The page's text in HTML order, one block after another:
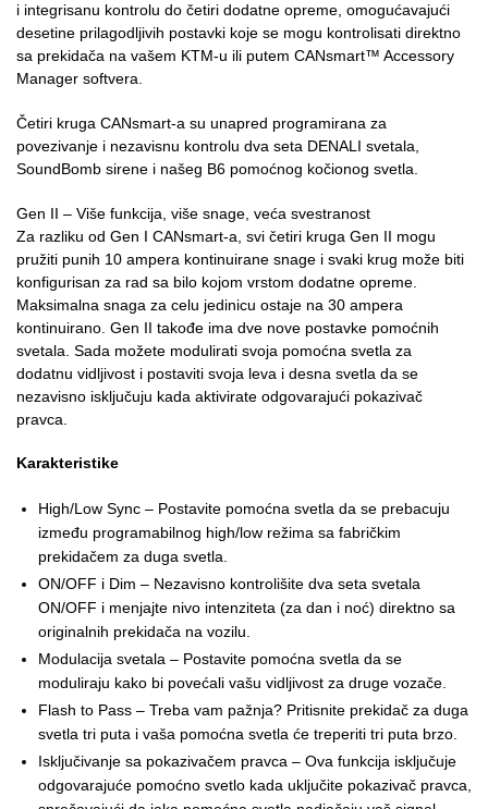
i integrisanu kontrolu do četiri dodatne opreme, omogućavajući
desetine prilagodljivih postavki koje se mogu kontrolisati direktno
sa prekidača na vašem KTM-u ili putem CANsmart™ Accessory
Manager softvera.
Četiri kruga CANsmart-a su unapred programirana za
povezivanje i nezavisnu kontrolu dva seta DENALI svetala,
SoundBomb sirene i našeg B6 pomoćnog kočionog svetla.
Gen II – Više funkcija, više snage, veća svestranost
Za razliku od Gen I CANsmart-a, svi četiri kruga Gen II mogu
pružiti punih 10 ampera kontinuirane snage i svaki krug može biti
konfigurisan za rad sa bilo kojom vrstom dodatne opreme.
Maksimalna snaga za celu jedinicu ostaje na 30 ampera
kontinuirano. Gen II takođe ima dve nove postavke pomoćnih
svetala. Sada možete modulirati svoja pomoćna svetla za
dodatnu vidljivost i postaviti svoja leva i desna svetla da se
nezavisno isključuju kada aktivirate odgovarajući pokazivač
pravca.
Karakteristike
High/Low Sync – Postavite pomoćna svetla da se prebacuju
između programabilnog high/low režima sa fabričkim
prekidačem za duga svetla.
ON/OFF i Dim – Nezavisno kontrolišite dva seta svetala
ON/OFF i menjajte nivo intenziteta (za dan i noć) direktno sa
originalnih prekidača na vozilu.
Modulacija svetala – Postavite pomoćna svetla da se
moduliraju kako bi povećali vašu vidljivost za druge vozače.
Flash to Pass – Treba vam pažnja? Pritisnite prekidač za duga
svetla tri puta i vaša pomoćna svetla će treperiti tri puta brzo.
Isključivanje sa pokazivačem pravca – Ova funkcija isključuje
odgovarajuće pomoćno svetlo kada uključite pokazivač pravca,